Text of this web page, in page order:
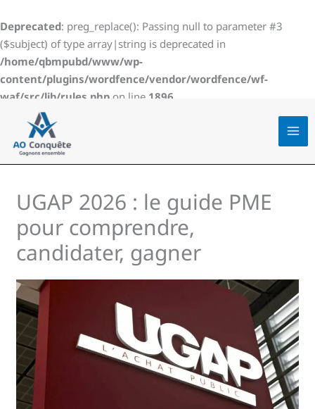
Deprecated: preg_replace(): Passing null to parameter #3
($subject) of type array|string is deprecated in
/home/qbmpubd/www/wp-
content/plugins/wordfence/vendor/wordfence/wf-
waf/src/lib/rules.php on line 1896
au
contenu
UGAP 2026 : le guide PME
pour comprendre,
candidater, gagner